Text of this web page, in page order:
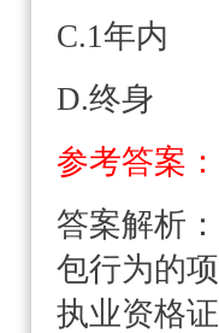
C.1年内
D.终身
参考答案
答案解析：
包行为的
执业资格